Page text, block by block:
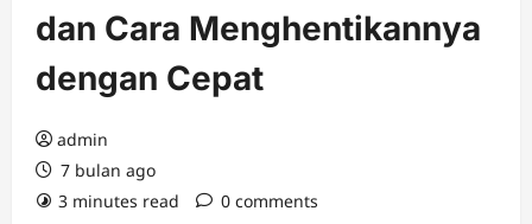
dan Cara Menghentikannya
dengan Cepat
admin
7 bulan ago
3 minutes read
0 comments